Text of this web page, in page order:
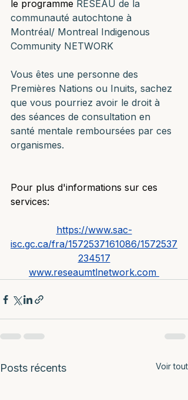
le programme RÉSEAU de la
communauté autochtone à
Montréal/ Montreal Indigenous
Community NETWORK
Vous êtes une personne des
Premières Nations ou Inuits, sachez
que vous pourriez avoir le droit à
des séances de consultation en
santé mentale remboursées par ces
organismes.
Pour plus d'informations sur ces
services:
https://www.sac-
isc.gc.ca/fra/1572537161086/1572537
234517
www.reseaumtlnetwork.com
Posts récents Voir tout